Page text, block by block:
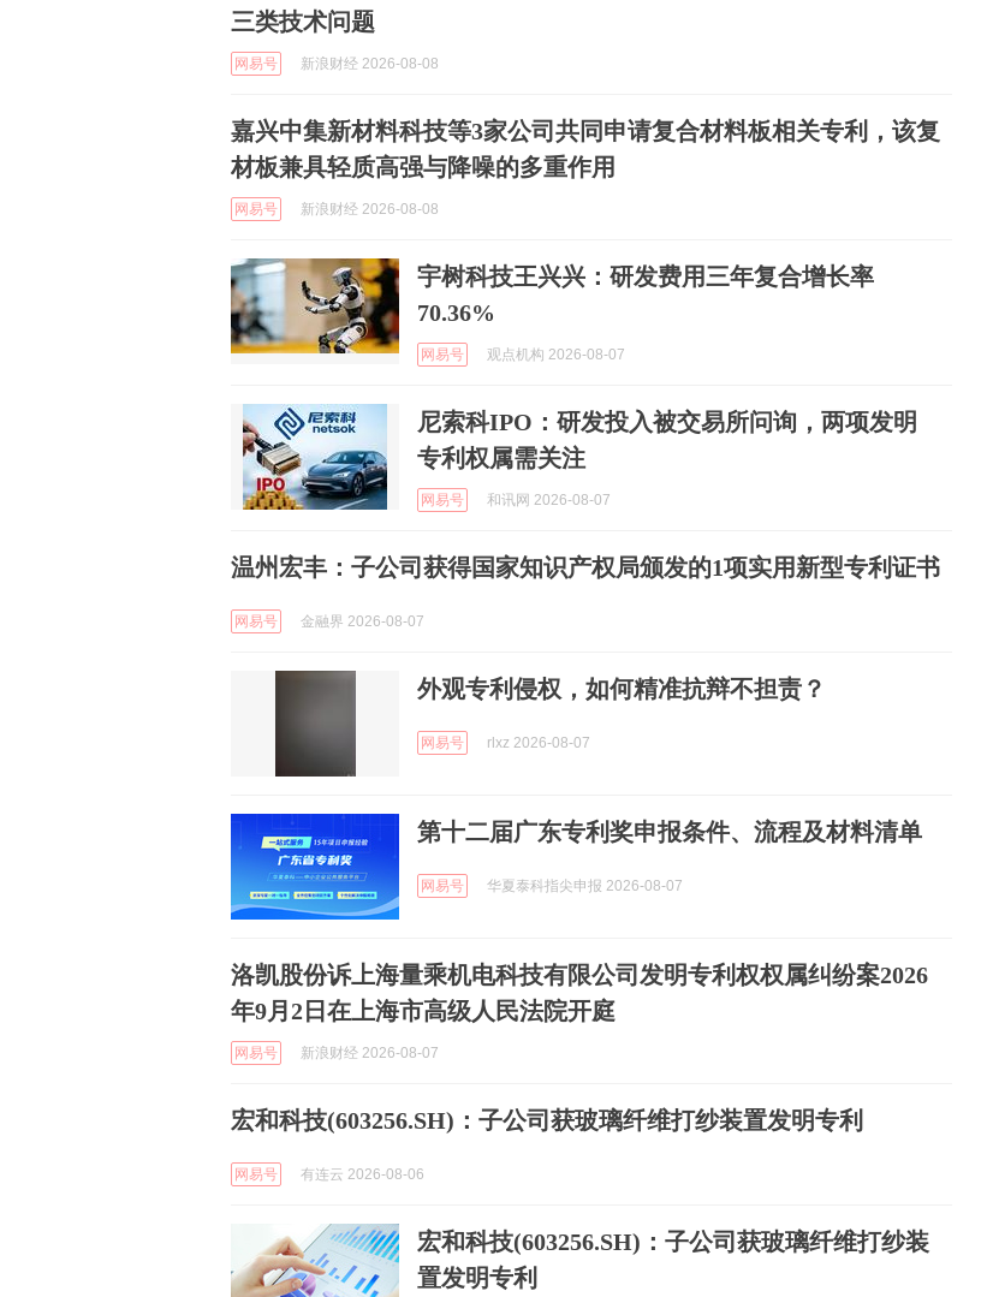
三类技术问题
网易号 新浪财经 2026-08-08
嘉兴中集新材料科技等3家公司共同申请复合材料板相关专利，该复
材板兼具轻质高强与降噪的多重作用
网易号 新浪财经 2026-08-08
宇树科技王兴兴：研发费用三年复合增长率
70.36%
网易号 观点机构 2026-08-07
尼索科IPO：研发投入被交易所问询，两项发明
专利权属需关注
网易号 和讯网 2026-08-07
温州宏丰：子公司获得国家知识产权局颁发的1项实用新型专利证书
网易号 金融界 2026-08-07
外观专利侵权，如何精准抗辩不担责？
网易号 rlxz 2026-08-07
第十二届广东专利奖申报条件、流程及材料清单
网易号 华夏泰科指尖申报 2026-08-07
洛凯股份诉上海量乘机电科技有限公司发明专利权权属纠纷案2026
年9月2日在上海市高级人民法院开庭
网易号 新浪财经 2026-08-07
宏和科技(603256.SH)：子公司获玻璃纤维打纱装置发明专利
网易号 有连云 2026-08-06
宏和科技(603256.SH)：子公司获玻璃纤维打纱装
置发明专利